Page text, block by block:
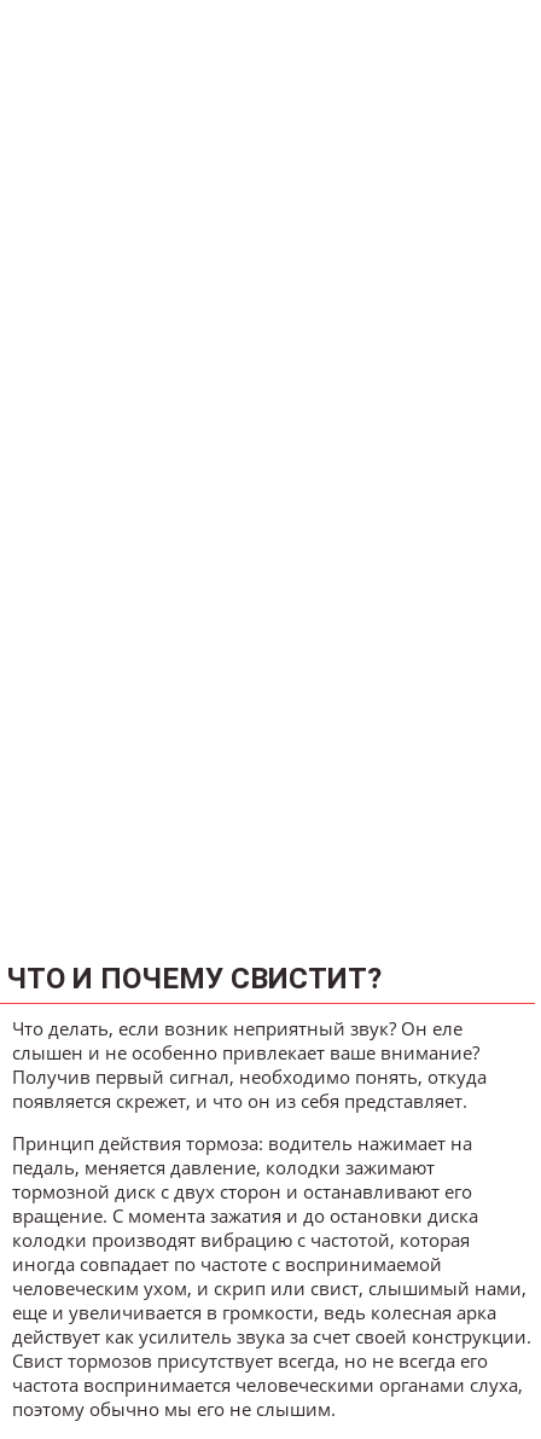
ЧТО И ПОЧЕМУ СВИСТИТ?
Что делать, если возник неприятный звук? Он еле
слышен и не особенно привлекает ваше внимание?
Получив первый сигнал, необходимо понять, откуда
появляется скрежет, и что он из себя представляет.
Принцип действия тормоза: водитель нажимает на
педаль, меняется давление, колодки зажимают
тормозной диск с двух сторон и останавливают его
вращение. С момента зажатия и до остановки диска
колодки производят вибрацию с частотой, которая
иногда совпадает по частоте с воспринимаемой
человеческим ухом, и скрип или свист, слышимый нами,
еще и увеличивается в громкости, ведь колесная арка
действует как усилитель звука за счет своей конструкции.
Свист тормозов присутствует всегда, но не всегда его
частота воспринимается человеческими органами слуха,
поэтому обычно мы его не слышим.